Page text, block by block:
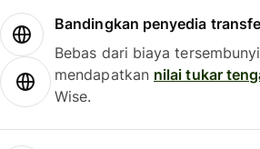
Bandingkan penyedia
Bebas dari biaya
mendapatkan nilai tukar
Wise.